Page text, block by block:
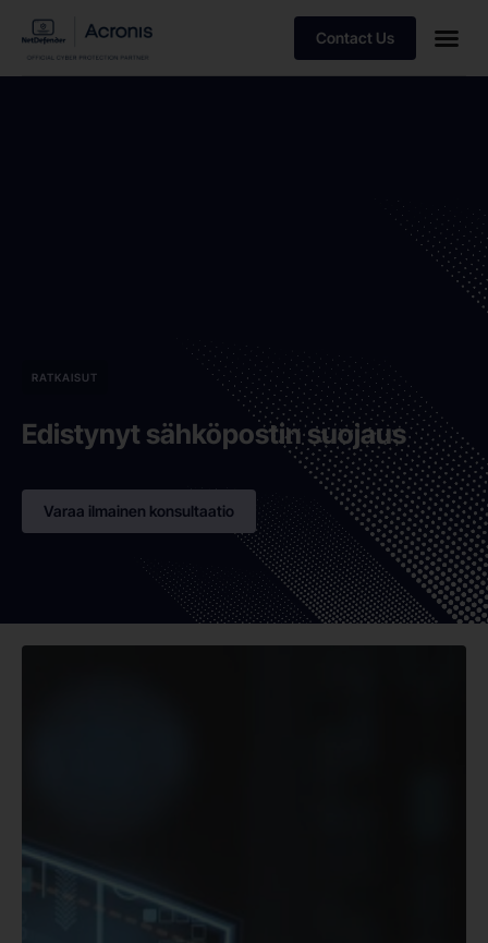
Contact Us
RATKAISUT
Edistynyt sähköpostin suojaus
Varaa ilmainen konsultaatio